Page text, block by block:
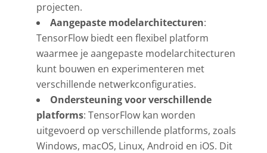
projecten.
Aangepaste modelarchitecturen:
TensorFlow biedt een flexibel platform
waarmee je aangepaste modelarchitecturen
kunt bouwen en experimenteren met
verschillende netwerkconfiguraties.
Ondersteuning voor verschillende
platforms: TensorFlow kan worden
uitgevoerd op verschillende platforms, zoals
Windows, macOS, Linux, Android en iOS. Dit